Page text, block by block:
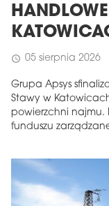
schedule 05 sierpnia 2026
Grupa Apsys
Stawy w
powierzchni najmu.
funduszu